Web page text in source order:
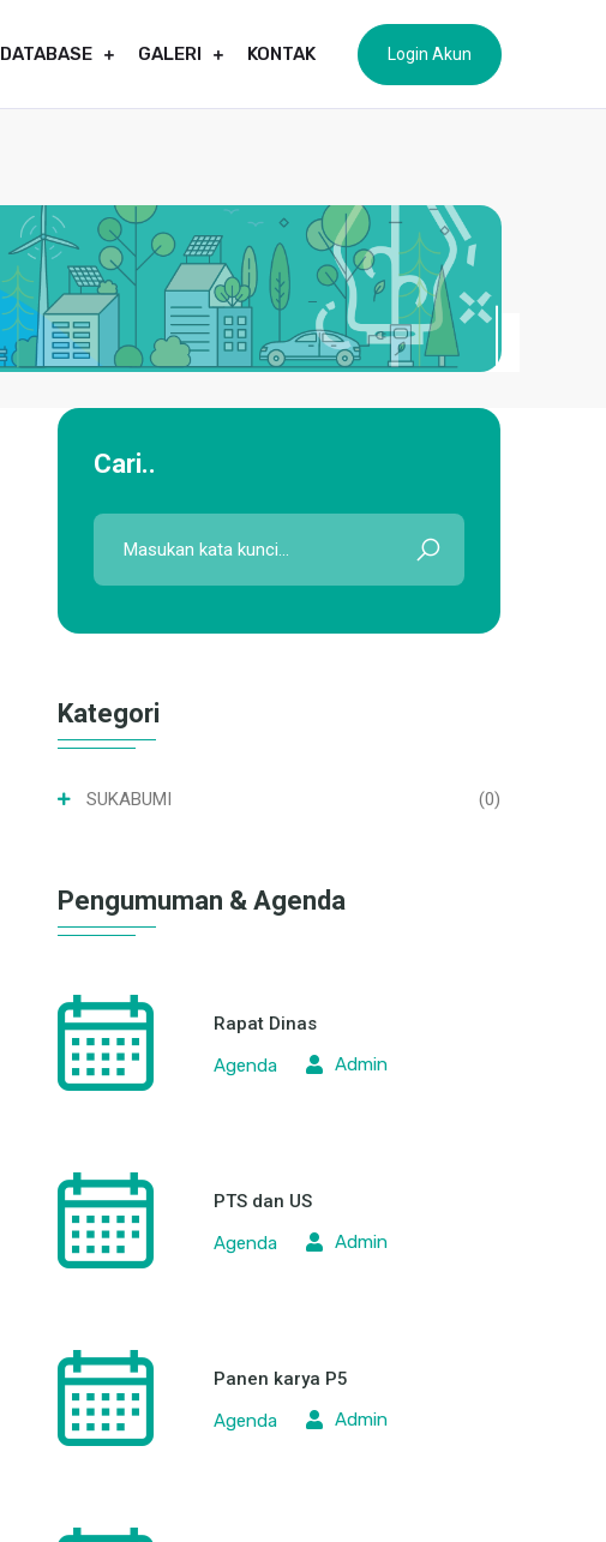
Login Akun
DATABASE GALERI KONTAK
Cari..
Kategori
SUKABUMI (0)
Pengumuman & Agenda
Rapat Dinas
Agenda
Admin
PTS dan US
Agenda
Admin
Panen karya P5
Agenda
Admin